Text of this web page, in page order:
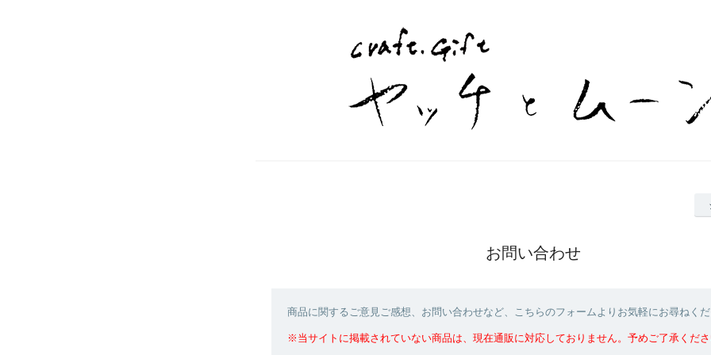
お問い合わせ
商品に関するご意見ご感想、お問い合わせなど、こちらのフォームよりお気軽にお尋ねくだ
※当サイトに掲載されていない商品は、現在通販に対応しておりません。予めご了承くださ